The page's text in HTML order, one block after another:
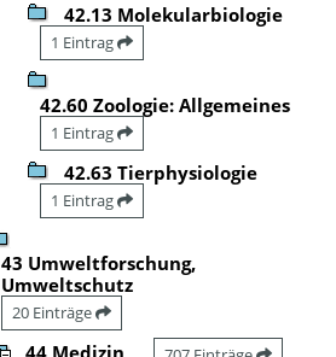
42.13 Molekularbiologie
1 Eintrag
42.60 Zoologie: Allgemeines
1 Eintrag
42.63 Tierphysiologie
1 Eintrag
43 Umweltforschung,
Umweltschutz
20 Einträge
44 Medizin